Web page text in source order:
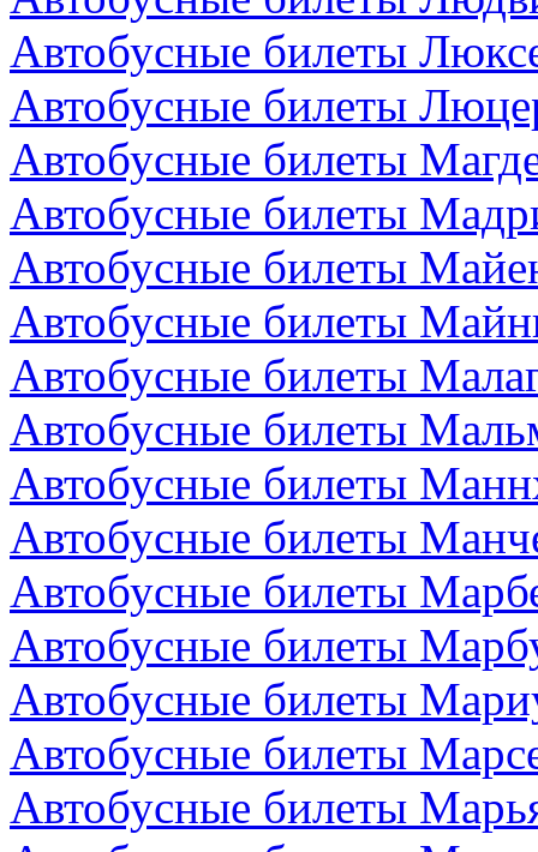
Автобусные билеты
Автобусные билеты
Автобусные билеты
Автобусные билеты
Автобусные билеты
Автобусные билеты
Автобусные билеты
Автобусные билеты
Автобусные билеты
Автобусные билеты
Автобусные билеты
Автобусные билеты
Автобусные билеты
Автобусные билеты
Автобусные билеты